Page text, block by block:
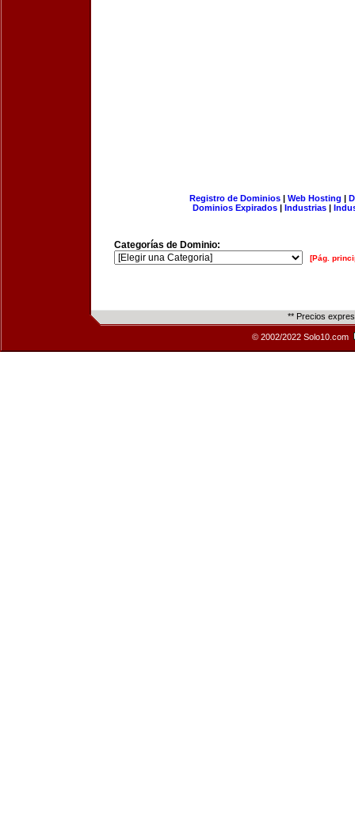
Registro de Dominios| Web Hosting |
Dominios Expirados | Industrias |
Categorías de Dominio:
[Pág.
** Precios
© 2002/2022 Solo10.com